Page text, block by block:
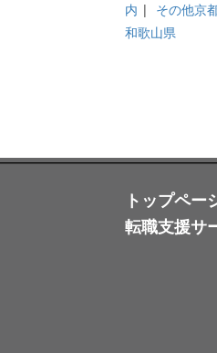
内 | その他京
和歌山県
トップペー
転職支援サ